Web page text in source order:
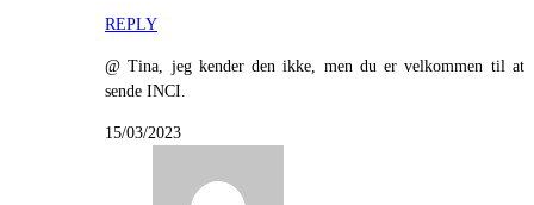
REPLY
@ Tina, jeg kender den ikke, men du er velkommen til at
sende INCI.
15/03/2023